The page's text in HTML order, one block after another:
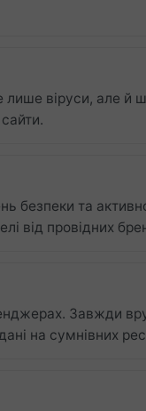
віруси, але й
безпеки та
від провідних
Завжди
на сумнівних